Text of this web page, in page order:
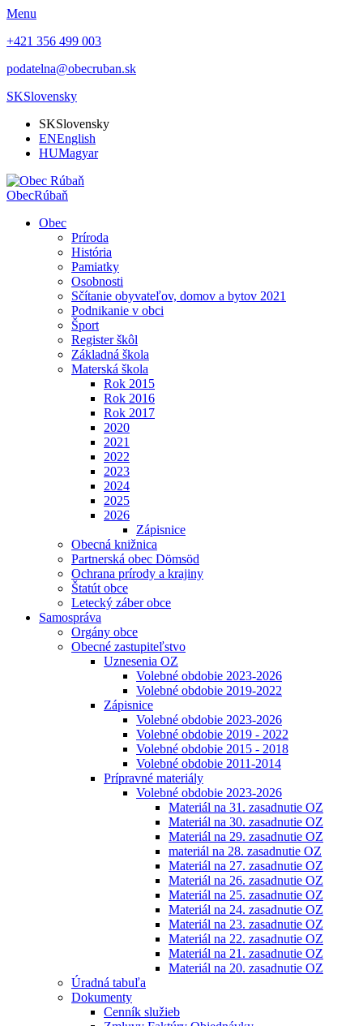
Menu
+421 356 499 003
podatelna@obecruban.sk
SKSlovensky
SKSlovensky
ENEnglish
HUMagyar
ObecRúbaň
Obec
Príroda
História
Pamiatky
Osobnosti
Sčítanie obyvateľov, domov a bytov 2021
Podnikanie v obci
Šport
Register škôl
Základná škola
Materská škola
Rok 2015
Rok 2016
Rok 2017
2020
2021
2022
2023
2024
2025
2026
Zápisnice
Obecná knižnica
Partnerská obec Dömsöd
Ochrana prírody a krajiny
Štatút obce
Letecký záber obce
Samospráva
Orgány obce
Obecné zastupiteľstvo
Uznesenia OZ
Volebné obdobie 2023-2026
Volebné obdobie 2019-2022
Zápisnice
Volebné obdobie 2023-2026
Volebné obdobie 2019 - 2022
Volebné obdobie 2015 - 2018
Volebné obdobie 2011-2014
Prípravné materiály
Volebné obdobie 2023-2026
Materiál na 31. zasadnutie OZ
Materiál na 30. zasadnutie OZ
Materiál na 29. zasadnutie OZ
materiál na 28. zasadnutie OZ
Materiál na 27. zasadnutie OZ
Materiál na 26. zasadnutie OZ
Materiál na 25. zasadnutie OZ
Materiál na 24. zasadnutie OZ
Materiál na 23. zasadnutie OZ
Materiál na 22. zasadnutie OZ
Materiál na 21. zasadnutie OZ
Materiál na 20. zasadnutie OZ
Úradná tabuľa
Dokumenty
Cenník služieb